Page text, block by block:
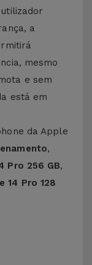
a
mesmo
e sem
está em
da Apple
,
Pro 256 GB,
14 Pro 128